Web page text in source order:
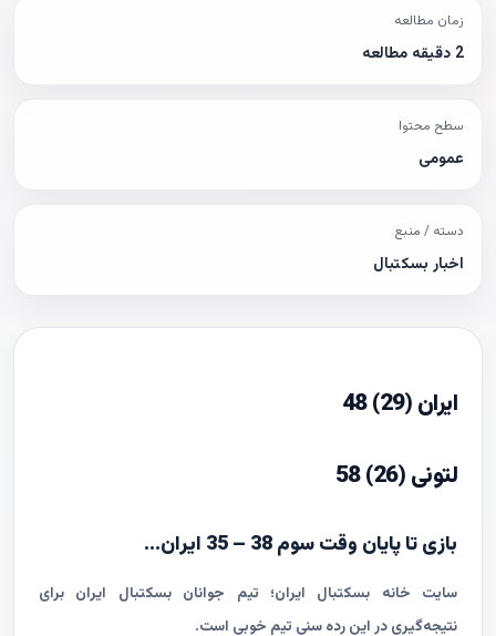
زمان مطالعه
2 دقیقه مطالعه
سطح محتوا
عمومی
دسته / منبع
اخبار بسکتبال
ایران (29) 48
لتونی (26) 58
بازی تا پایان وقت سوم 38 – 35 ایران...
سایت خانه بسکتبال ایران؛ تیم جوانان بسکتبال ایران برای
نتیجه‌گیری در این رده سنی تیم خوبی است.